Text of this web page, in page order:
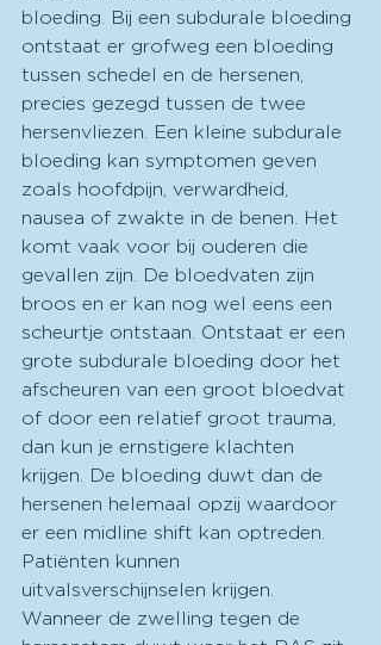
bloeding. Bij een subdurale bloeding
ontstaat er grofweg een bloeding
tussen schedel en de hersenen,
precies gezegd tussen de twee
hersenvliezen. Een kleine subdurale
bloeding kan symptomen geven
zoals hoofdpijn, verwardheid,
nausea of zwakte in de benen. Het
komt vaak voor bij ouderen die
gevallen zijn. De bloedvaten zijn
broos en er kan nog wel eens een
scheurtje ontstaan. Ontstaat er een
grote subdurale bloeding door het
afscheuren van een groot bloedvat
of door een relatief groot trauma,
dan kun je ernstigere klachten
krijgen. De bloeding duwt dan de
hersenen helemaal opzij waardoor
er een midline shift kan optreden.
Patiënten kunnen
uitvalsverschijnselen krijgen.
Wanneer de zwelling tegen de